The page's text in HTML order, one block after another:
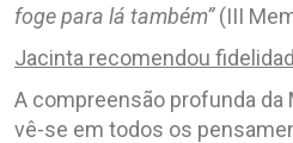
foge para lá também”(III
Jacinta recomendou
A compreensão profunda da
vê-se em todos os